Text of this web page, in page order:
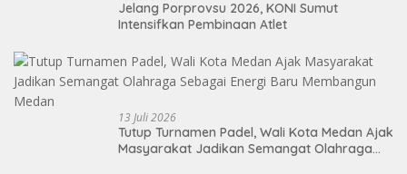
Jelang Porprovsu 2026, KONI Sumut
Intensifkan Pembinaan Atlet
13 Juli 2026
Tutup Turnamen Padel, Wali Kota Medan Ajak
Masyarakat Jadikan Semangat Olahraga